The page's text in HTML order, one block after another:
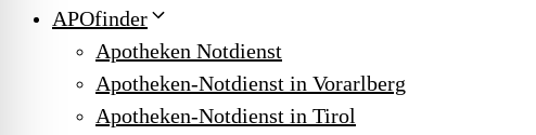
APOfinder
Apotheken Notdienst
Apotheken-Notdienst in Vorarlberg
Apotheken-Notdienst in Tirol